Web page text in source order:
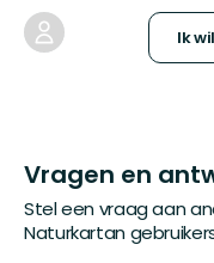
Ik
Vragen en
Stel een vraag aan
Naturkartan